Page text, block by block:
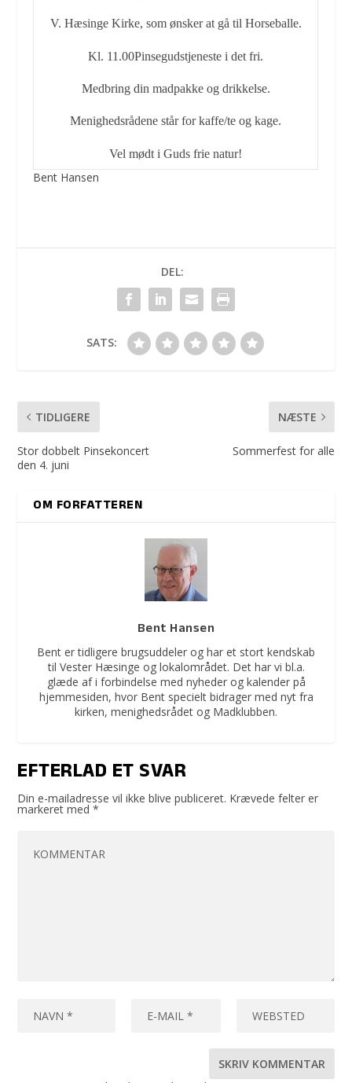
V. Hæsinge Kirke, som ønsker at gå til Horseballe.
Kl. 11.00Pinsegudstjeneste i det fri.
Medbring din madpakke og drikkelse.
Menighedsrådene står for kaffe/te og kage.
Vel mødt i Guds frie natur!
Bent Hansen
DEL:
SATS:
TIDLIGERE
Stor dobbelt Pinsekoncert
den 4. juni
NÆSTE
Sommerfest for alle
OM FORFATTEREN
Bent Hansen
Bent er tidligere brugsuddeler og har et stort kendskab
til Vester Hæsinge og lokalområdet. Det har vi bl.a.
glæde af i forbindelse med nyheder og kalender på
hjemmesiden, hvor Bent specielt bidrager med nyt fra
kirken, menighedsrådet og Madklubben.
EFTERLAD ET SVAR
Din e-mailadresse vil ikke blive publiceret. Krævede felter er
markeret med*